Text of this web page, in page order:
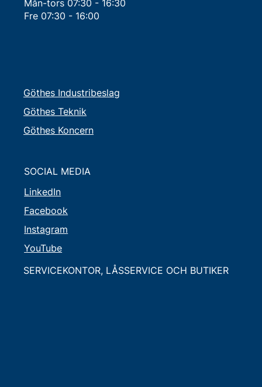
SERVICEKONTOR, LÅSSERVICE OCH BUTIKER
Mån-tors 07:30 - 16:30​
Fre 07:30 - 16:00
Göthes Industribeslag
Göthes Teknik
Göthes Koncern
SOCIAL MEDIA
LinkedIn
Facebook
Instagram
YouTube